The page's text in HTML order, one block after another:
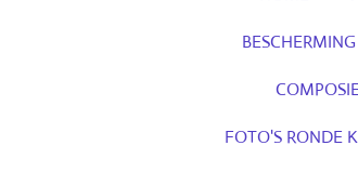
BESCHERMING
FOTO'S RONDE